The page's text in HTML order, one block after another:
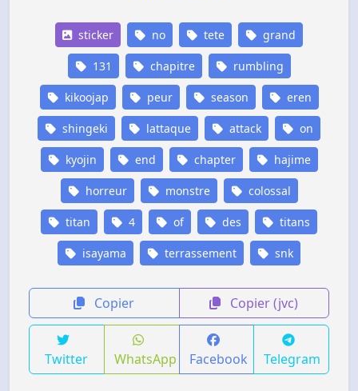
sticker no tete grand
131 chapitre rumbling
kikoojap peur season eren
shingeki lattaque attack on
kyojin end chapter hajime
horreur monstre colossal
titan 4 of des titans
isayama terrassement snk
Copier Copier (jvc)
Twitter WhatsApp Facebook Telegram